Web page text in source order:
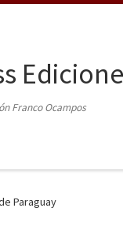
Franco Ocampos
Paraguay